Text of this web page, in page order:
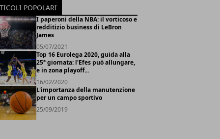
POPOLARI
I paperoni della NBA: il vorticoso e
redditizio business di LeBron
James
05/07/2021
Top 16 Eurolega 2020, guida alla
25° giornata: l'Efes può allungare,
e in zona playoff...
16/02/2020
L'importanza della manutenzione
per un campo sportivo
25/09/2019